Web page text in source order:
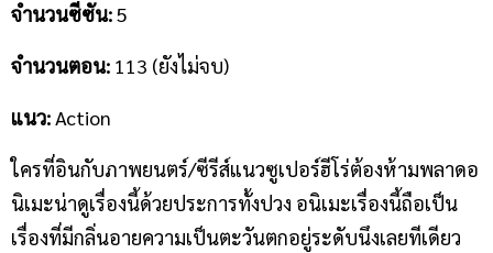
จำนวนซีซัน:5
จำนวนตอน: 113 (ยังไม่จบ)
แนว:Action
ใครที่อินกับภาพยนตร์/ซีรีส์แนวซูเปอร์ฮีโร่ต้องห้ามพลาดอ
นิเมะน่าดูเรื่องนี้ด้วยประการทั้งปวง อนิเมะเรื่องนี้ถือเป็น
เรื่องที่มีกลิ่นอายความเป็นตะวันตกอยู่ระดับนึงเลยทีเดียว